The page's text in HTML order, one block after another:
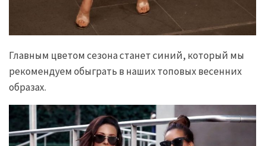
Главным цветом сезона станет синий, который мы
рекомендуем обыграть в наших топовых весенних
образах.